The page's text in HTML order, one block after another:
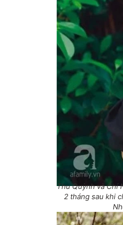
Thu Quỳnh và Chí
2 tháng sau khi